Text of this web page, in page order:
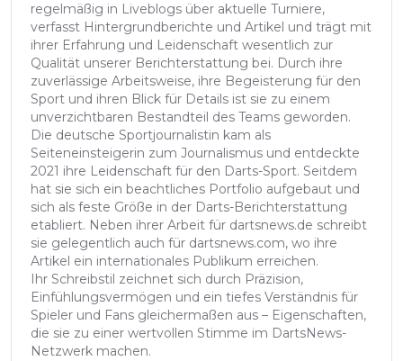
regelmäßig in Liveblogs über aktuelle Turniere,
verfasst Hintergrundberichte und Artikel und trägt mit
ihrer Erfahrung und Leidenschaft wesentlich zur
Qualität unserer Berichterstattung bei. Durch ihre
zuverlässige Arbeitsweise, ihre Begeisterung für den
Sport und ihren Blick für Details ist sie zu einem
unverzichtbaren Bestandteil des Teams geworden.
Die deutsche Sportjournalistin kam als
Seiteneinsteigerin zum Journalismus und entdeckte
2021 ihre Leidenschaft für den Darts-Sport. Seitdem
hat sie sich ein beachtliches Portfolio aufgebaut und
sich als feste Größe in der Darts-Berichterstattung
etabliert. Neben ihrer Arbeit für dartsnews.de schreibt
sie gelegentlich auch für dartsnews.com, wo ihre
Artikel ein internationales Publikum erreichen.
Ihr Schreibstil zeichnet sich durch Präzision,
Einfühlungsvermögen und ein tiefes Verständnis für
Spieler und Fans gleichermaßen aus – Eigenschaften,
die sie zu einer wertvollen Stimme im DartsNews-
Netzwerk machen.